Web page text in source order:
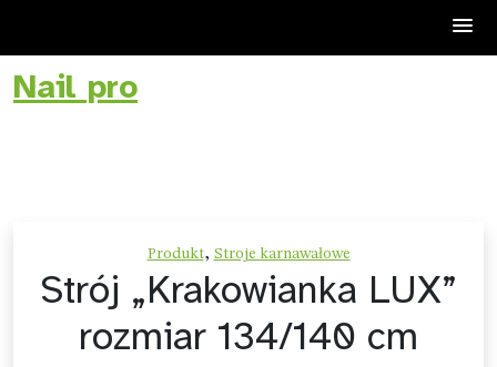
Skip
toNail pro
Produkt, Stroje karnawałowe
Strój „Krakowianka LUX”
rozmiar 134/140 cm